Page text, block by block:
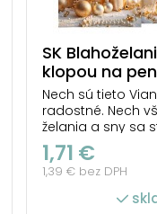
SK
klopou na
H
Nech sú tieto
radostné. Nech
želania a sny sa
skutočnosťou, a
radosti naplní
1,71 €
1,39 € bez DPH